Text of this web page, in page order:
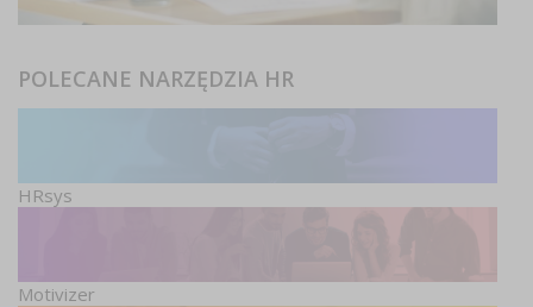
POLECANE NARZĘDZIA HR
HRsys
Motivizer